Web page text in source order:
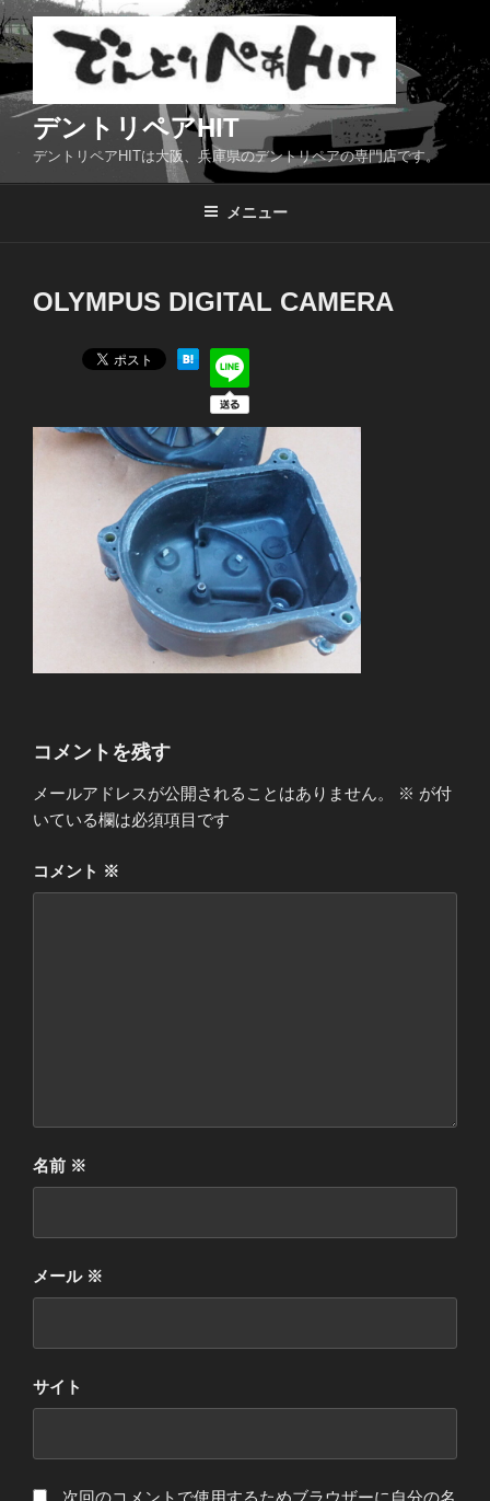
コ
ン
テ
ン
ツ
デントリペアHIT
デントリペアHITは大阪、兵庫県のデントリペアの専門店です。
メニュー
OLYMPUS DIGITAL CAMERA
コメントを残す
メールアドレスが公開されることはありません。 ※ が付
いている欄は必須項目です
コメント ※
名前 ※
メール ※
サイト
次回のコメントで使用するためブラウザーに自分の名